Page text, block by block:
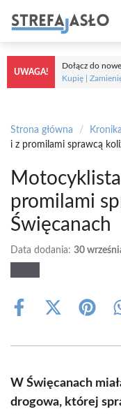
treści
UWAGA!
Dołącz do
Kupię |
Strona główna /
i z promilami sprawcą
promilami
Święcanach
Data dodania: 30
Share
Share
(Twitter)
Share
W Święcanach
drogowa, której